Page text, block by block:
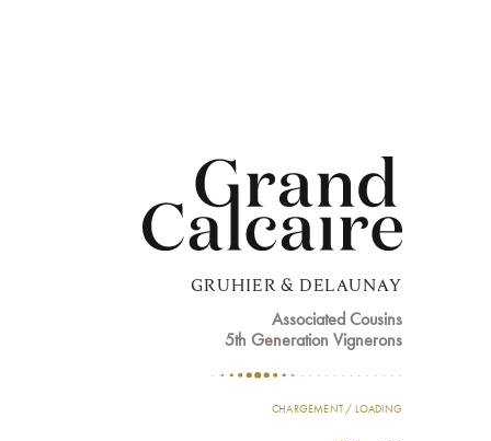
GRUHIER & DELAUNAY
Associated Cousins
5th Generation Vignerons
CHARGEMENT / LOADING